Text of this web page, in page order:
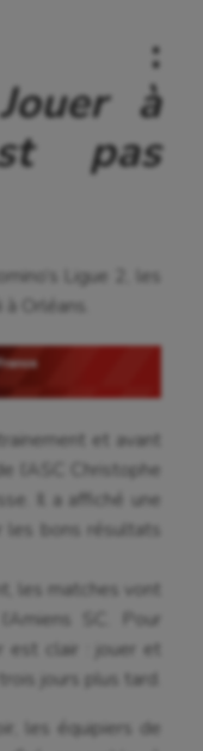
:
Jouer à
pas
Ligue 2, les
Orléans.
et avant
l’ASC Christophe
Il a affiché une
les bons résultats
les matches vont
SC. Pour
est clair : jouer et
jours plus tard.
les équipiers de